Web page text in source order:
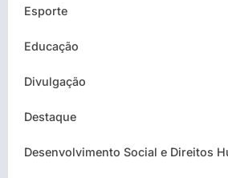
Esporte
Educação
Divulgação
Destaque
Desenvolvimento Social e Direitos